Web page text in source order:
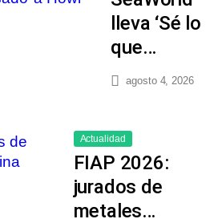
lleva ‘Sé lo
que…
agosto 4, 2026
Actualidad
FIAP 2026:
jurados de
metales…